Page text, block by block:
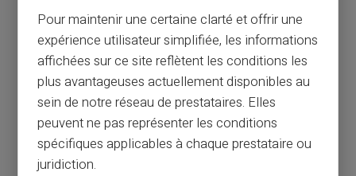
Pour maintenir une certaine clarté et offrir une
expérience utilisateur simplifiée, les informations
affichées sur ce site reflètent les conditions les
plus avantageuses actuellement disponibles au
sein de notre réseau de prestataires. Elles
peuvent ne pas représenter les conditions
spécifiques applicables à chaque prestataire ou
juridiction.